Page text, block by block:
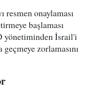
onaylaması
başlaması
yönetiminden İsrail'i
zorlamasını